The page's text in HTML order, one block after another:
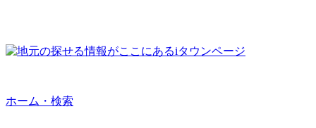
ホーム・検索